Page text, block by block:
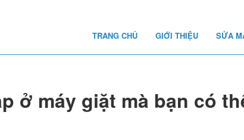
TRANG CHỦ GIỚI THIỆU SỬA
ở máy giặt mà bạn có